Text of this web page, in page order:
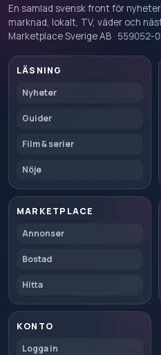
En samlad svensk front för
marknad, lokalt, TV, väder och
Marketplace Sverige AB · 559052-
LÄSNING
Nyheter
Guider
Film & serier
Nöje
MARKETPLACE
Annonser
Bostad
Hitta
KONTO
Logga in